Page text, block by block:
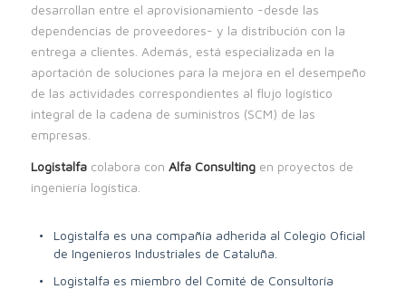
desarrollan entre el aprovisionamiento -desde las
dependencias de proveedores- y la distribución con la
entrega a clientes. Además, está especializada en la
aportación de soluciones para la mejora en el desempeño
de las actividades correspondientes al flujo logístico
integral de la cadena de suministros (SCM) de las
empresas.
Logistalfacolabora con Alfa Consultingen proyectos de
ingeniería logística.
Logistalfa es una compañía adherida al Colegio Oficial
de Ingenieros Industriales de Cataluña.
Logistalfa es miembro del Comité de Consultoría